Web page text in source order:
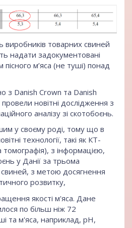
виробників товарних свиней
надати задокументовані
м’яса (не туші) понад
з Danish Crown та Danish
новітні дослідження з
аналізу зі скотобоєнь.
у своєму роді, тому що в
технології, такі як КT-
з інформацією,
у Данії за трьома
з метою досягнення
розвитку,
якості м'яса. Дане
по більш ніж 72
та м'яса, наприклад, pH,